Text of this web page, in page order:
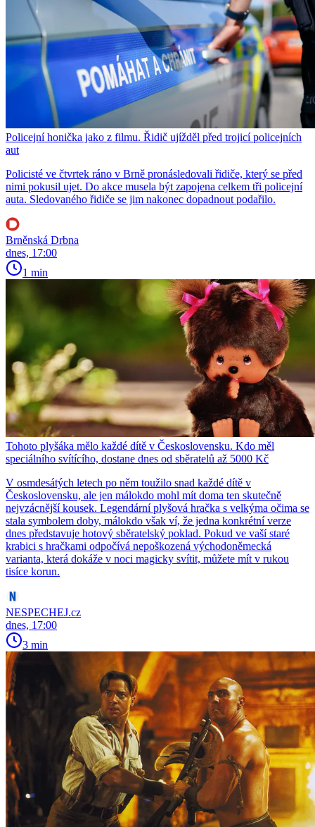
Policejní honička jako z filmu. Řidič ujížděl před trojicí policejních
aut
Policisté ve čtvrtek ráno v Brně pronásledovali řidiče, který se před
nimi pokusil ujet. Do akce musela být zapojena celkem tři policejní
auta. Sledovaného řidiče se jim nakonec dopadnout podařilo.
Brněnská Drbna
dnes, 17:00
1 min
Tohoto plyšáka mělo každé dítě v Československu. Kdo měl
speciálního svítícího, dostane dnes od sběratelů až 5000 Kč
V osmdesátých letech po něm toužilo snad každé dítě v
Československu, ale jen málokdo mohl mít doma ten skutečně
nejvzácnější kousek. Legendární plyšová hračka s velkýma očima se
stala symbolem doby, málokdo však ví, že jedna konkrétní verze
dnes představuje hotový sběratelský poklad. Pokud ve vaší staré
krabici s hračkami odpočívá nepoškozená východoněmecká
varianta, která dokáže v noci magicky svítit, můžete mít v rukou
tisíce korun.
NESPECHEJ.cz
dnes, 17:00
3 min